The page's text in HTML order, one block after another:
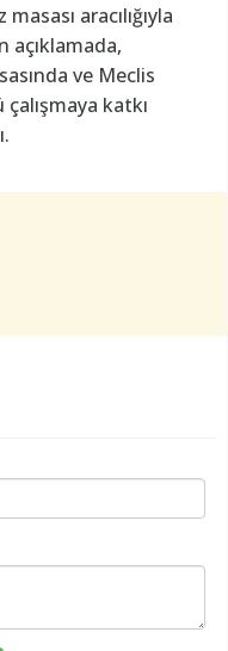
aracılığıyla
ve Meclis
katkı